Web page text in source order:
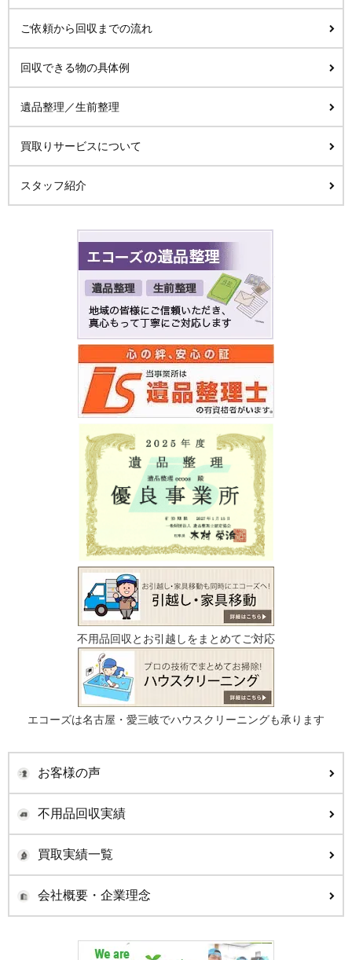
ご依頼から回収までの流れ
回収できる物の具体例
遺品整理／生前整理
買取りサービスについて
スタッフ紹介
不用品回収とお引越しをまとめてご対応
エコーズは名古屋・愛三岐でハウスクリーニングも承ります
お客様の声
不用品回収実績
買取実績一覧
会社概要・企業理念